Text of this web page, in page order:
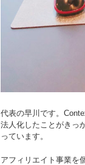
代表の早川です。
法人化したことがきっ
っています。
アフィリエイト事業を